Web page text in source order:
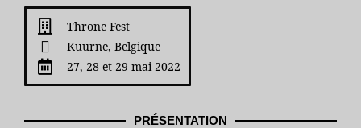
Throne Fest
Kuurne, Belgique
27, 28 et 29 mai 2022
PRÉSENTATION